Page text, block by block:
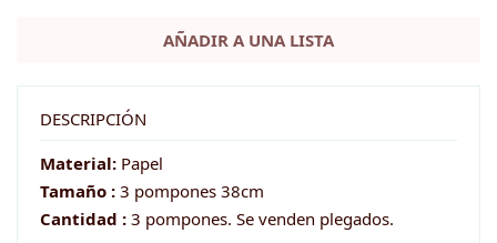
papel
plateado
38cm
AÑADIR A UNA LISTA
DESCRIPCIÓN
Material: Papel
Tamaño : 3 pompones 38cm
Cantidad : 3 pompones. Se venden plegados.